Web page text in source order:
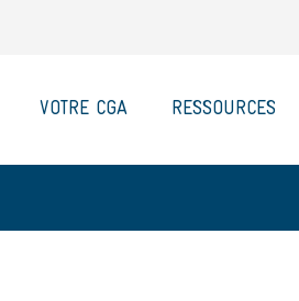
VOTRE CGA RESSOURCES